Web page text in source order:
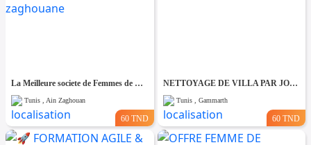
La Meilleure societe de Femmes de Ménage A Ain zaghouane
Tunis , Ain Zaghouan
60 TND
NETTOYAGE DE VILLA PAR JOUR A Gammarth
Tunis , Gammarth
60 TND